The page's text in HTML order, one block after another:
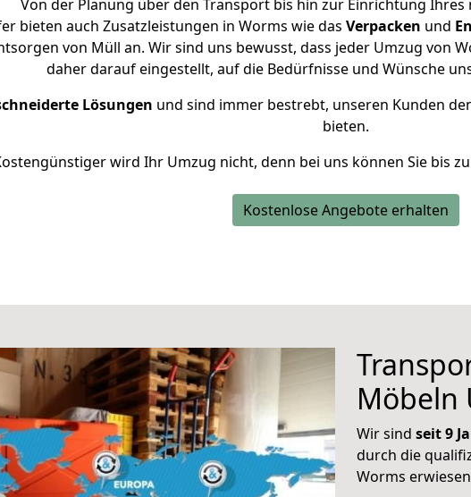
Von der Planung über den Transport bis hin zur Einrichtung
bieten auch Zusatzleistungen in Worms wie das Verpacken und
von Müll an. Wir sind uns bewusst, dass jeder Umzug von
daher darauf eingestellt, auf die Bedürfnisse und Wünsche
Lösungen und sind immer bestrebt, unseren Kunden
bieten.
wird Ihr Umzug nicht, denn bei uns können Sie bis zu
Kostenlose Angebote erhalten
Möbeln
Wir sind seit 9
durch die
Worms